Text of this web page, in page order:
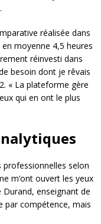
réalisée dans
moyenne 4,5 heures
réinvesti dans
besoin dont je rêvais
« La plateforme gère
qui en ont le plus
professionnelles selon
m’ont ouvert les yeux
enseignant de
par compétence, mais